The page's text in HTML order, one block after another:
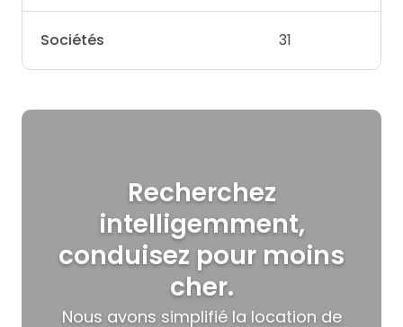
Sociétés 31
Recherchez
intelligemment,
conduisez pour moins
cher.
Nous avons simplifié la location de